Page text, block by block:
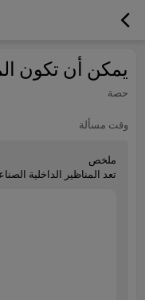
يمكن أن تكون
حصة
وقت مسألة
ملخص
تعد المناظير الداخلية